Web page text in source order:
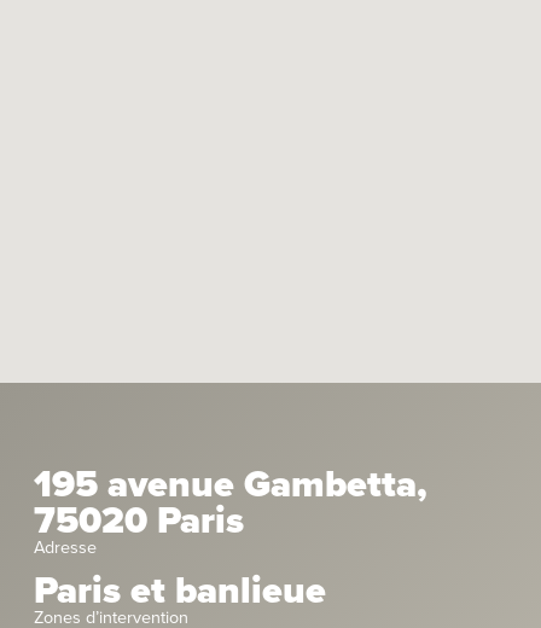
195 avenue Gambetta,
75020 Paris
Adresse
Paris et banlieue
Zones d’intervention